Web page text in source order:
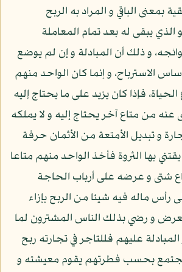
بمعنى الباقي و المراد به الربح
يبقى له بعد تمام المعاملة
و ذلك أن المبادلة و إن لم يوضع
الاسترباح، و إنما كان الواحد منهم
فإذا كان يزيد على ما يحتاج إليه
عنه من متاع آخر يحتاج إليه و لا يملكه
و تبديل الأمتعة من الأثمان حرفة
بها الثروة فأخذ الواحد منهم متاعا
شتى و عرضه على أرباب الحاجة
رأس ماله فيه شيئا من الربح بإزاء
و رضي بذلك الناس المشترون لما
عليهم فللتاجر في تجارته ربح
بحسب فطرتهم يقوم معيشته و